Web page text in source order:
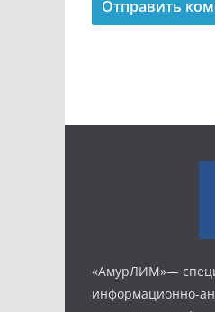
«АмурЛИМ»—
информационно-